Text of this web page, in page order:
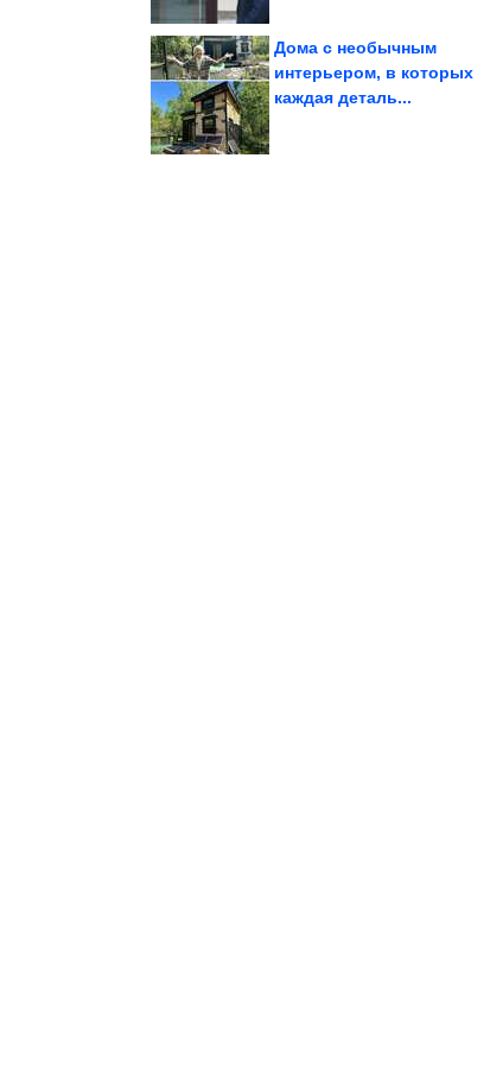
Невероятно!
Дома с необычным
интерьером, в которых
каждая деталь...